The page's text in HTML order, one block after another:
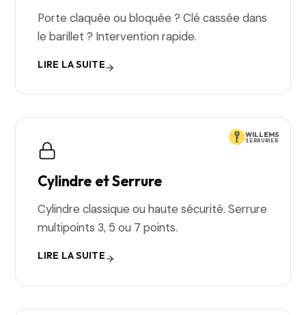
Porte claquée ou bloquée ? Clé cassée dans
le barillet ? Intervention rapide.
LIRE LA SUITE
WILLEMS
SERRURIER
Cylindre et Serrure
Cylindre classique ou haute sécurité. Serrure
multipoints 3, 5 ou 7 points.
LIRE LA SUITE